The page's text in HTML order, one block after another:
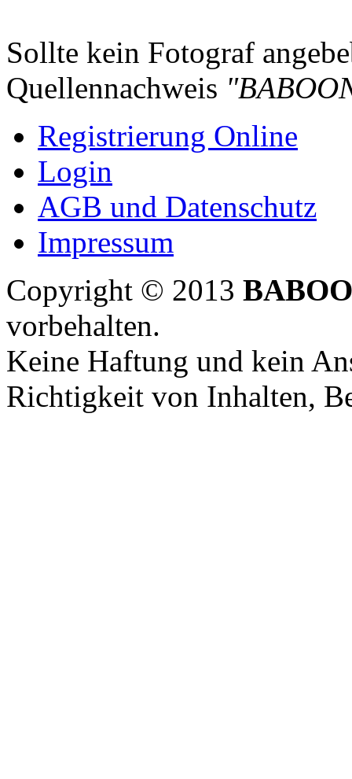
Sollte kein Fotograf
Quellennachweis
Registrierung Online
Login
AGB und Datenschutz
Impressum
Copyright © 2013
vorbehalten.
Keine Haftung und kein
Richtigkeit von Inhalten,